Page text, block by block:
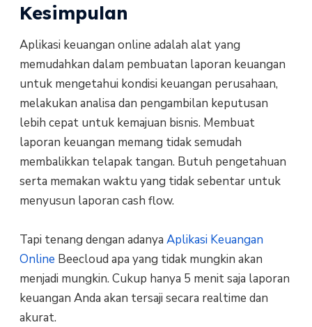
Kesimpulan
Aplikasi keuangan online adalah alat yang
memudahkan dalam pembuatan laporan keuangan
untuk mengetahui kondisi keuangan perusahaan,
melakukan analisa dan pengambilan keputusan
lebih cepat untuk kemajuan bisnis. Membuat
laporan keuangan memang tidak semudah
membalikkan telapak tangan. Butuh pengetahuan
serta memakan waktu yang tidak sebentar untuk
menyusun laporan cash flow.
Tapi tenang dengan adanya Aplikasi Keuangan
Online Beecloud apa yang tidak mungkin akan
menjadi mungkin. Cukup hanya 5 menit saja laporan
keuangan Anda akan tersaji secara realtime dan
akurat.